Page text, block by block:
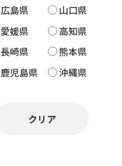
広島県
山口県
愛媛県
高知県
長崎県
熊本県
鹿児島県 沖縄県